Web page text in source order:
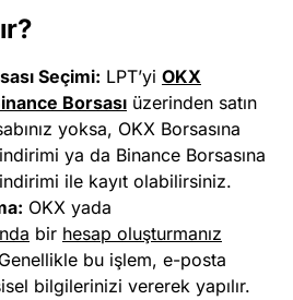
Seçimi: LPT’yi OKX
Borsası üzerinden satın
yoksa, OKX Borsasına
ya da Binance Borsasına
ile kayıt olabilirsiniz.
OKX yada
bir hesap oluşturmanız
bu işlem, e-posta
bilgilerinizi vererek yapılır.